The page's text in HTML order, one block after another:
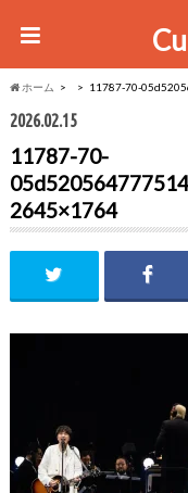
ホーム 11787-70-
2026.02.15
11787-70-
2645×1764